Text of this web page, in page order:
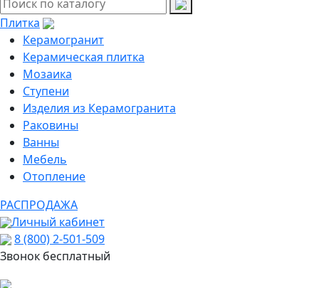
Плитка
Керамогранит
Керамическая плитка
Мозаика
Ступени
Изделия из Керамогранита
Раковины
Ванны
Мебель
Отопление
РАСПРОДАЖА
Личный кабинет
8 (800) 2-501-509
Звонок бесплатный